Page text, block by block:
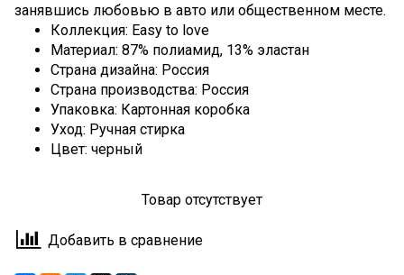
занявшись любовью в авто или общественном месте.
Коллекция: Easy to love
Материал: 87% полиамид, 13% эластан
Страна дизайна: Россия
Страна производства: Россия
Упаковка: Картонная коробка
Уход: Ручная стирка
Цвет: черный
Товар отсутствует
Добавить в сравнение